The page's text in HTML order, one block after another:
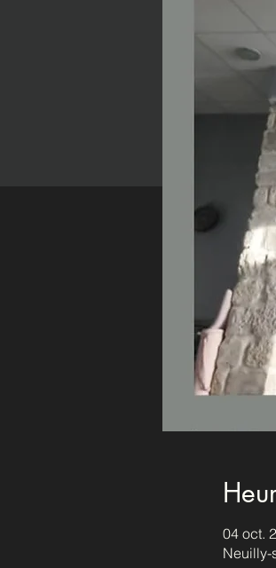
04 oct.
Neuilly-